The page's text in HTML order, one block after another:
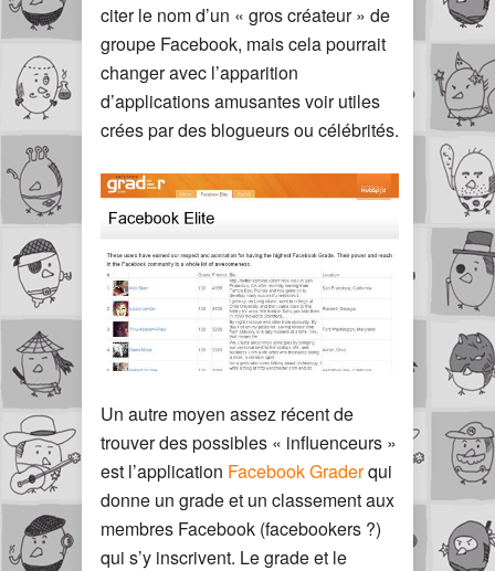
citer le nom d’un « gros créateur » de
groupe Facebook, mais cela pourrait
changer avec l’apparition
d’applications amusantes voir utiles
crées par des blogueurs ou célébrités.
Un autre moyen assez récent de
trouver des possibles « influenceurs »
est l’application Facebook Graderqui
donne un grade et un classement aux
membres Facebook (facebookers ?)
qui s’y inscrivent. Le grade et le